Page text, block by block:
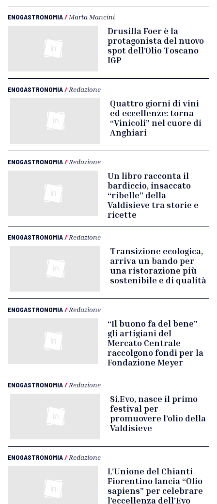
ENOGASTRONOMIA/ Marta Mancini
Drusilla Foer è la
protagonista del nuovo
spot dell’Olio Toscano
IGP
ENOGASTRONOMIA/ Redazione
Quattro giorni di vini
ed eccellenze: torna
“Vinicoli” nel cuore di
Anghiari
ENOGASTRONOMIA/ Redazione
Un libro racconta il
bardiccio, insaccato
“ribelle” della
Valdisieve tra storie e
ricette
ENOGASTRONOMIA/ Redazione
Transizione ecologica,
arriva un bando per
una ristorazione più
sostenibile e di qualità
ENOGASTRONOMIA/ Redazione
“Il buono fa del bene”
gli artigiani del
Mercato Centrale
raccolgono fondi per la
Fondazione Meyer
ENOGASTRONOMIA/ Redazione
Si.Evo, nasce il primo
festival per
promuovere l’olio della
Valdisieve
ENOGASTRONOMIA/ Redazione
L’Unione del Chianti
Fiorentino lancia “Olio
sapiens” per celebrare
l’eccellenza dell’Evo